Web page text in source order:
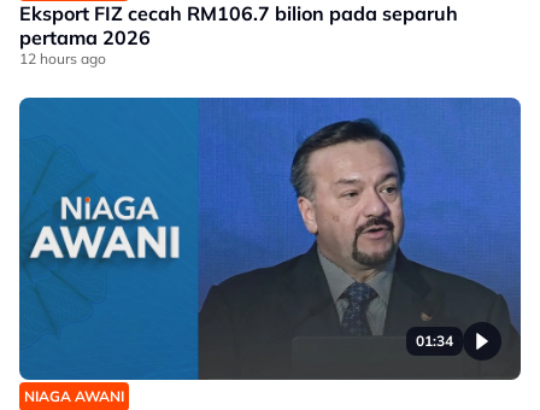
Eksport FIZ cecah RM106.7 bilion pada separuh
pertama 2026
12 hours ago
01:34
NIAGA AWANI